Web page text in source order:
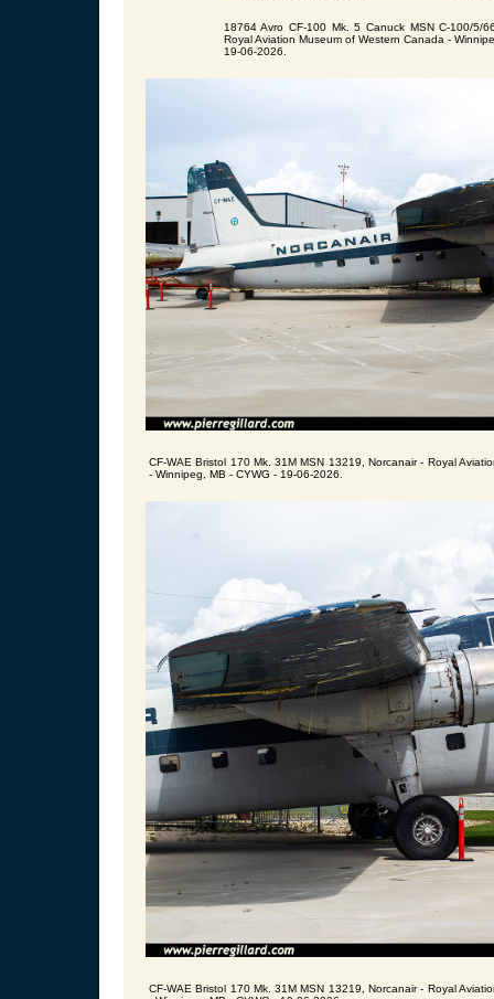
18764 Avro CF-100 Mk. 5 Canuck MSN C-100/5/
Royal Aviation Museum of Western Canada -
19-06-2026.
CF-WAE Bristol 170 Mk. 31M MSN 13219, Norcanair - Royal
- Winnipeg, MB - CYWG - 19-06-2026.
CF-WAE Bristol 170 Mk. 31M MSN 13219, Norcanair - Royal